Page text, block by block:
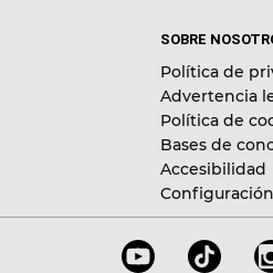
SOBRE
Política de
Advertencia
Política de
Bases de
Accesibilidad